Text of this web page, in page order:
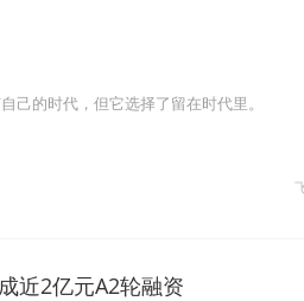
的时代，但它选择了留在时代里。
近2亿元A2轮融资